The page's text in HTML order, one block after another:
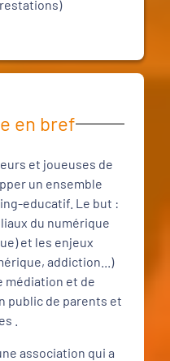
en bref
et joueuses de
un ensemble
educatif. Le but :
du numérique
et les enjeux
addiction...)
médiation et de
public de parents et
.
association qui a